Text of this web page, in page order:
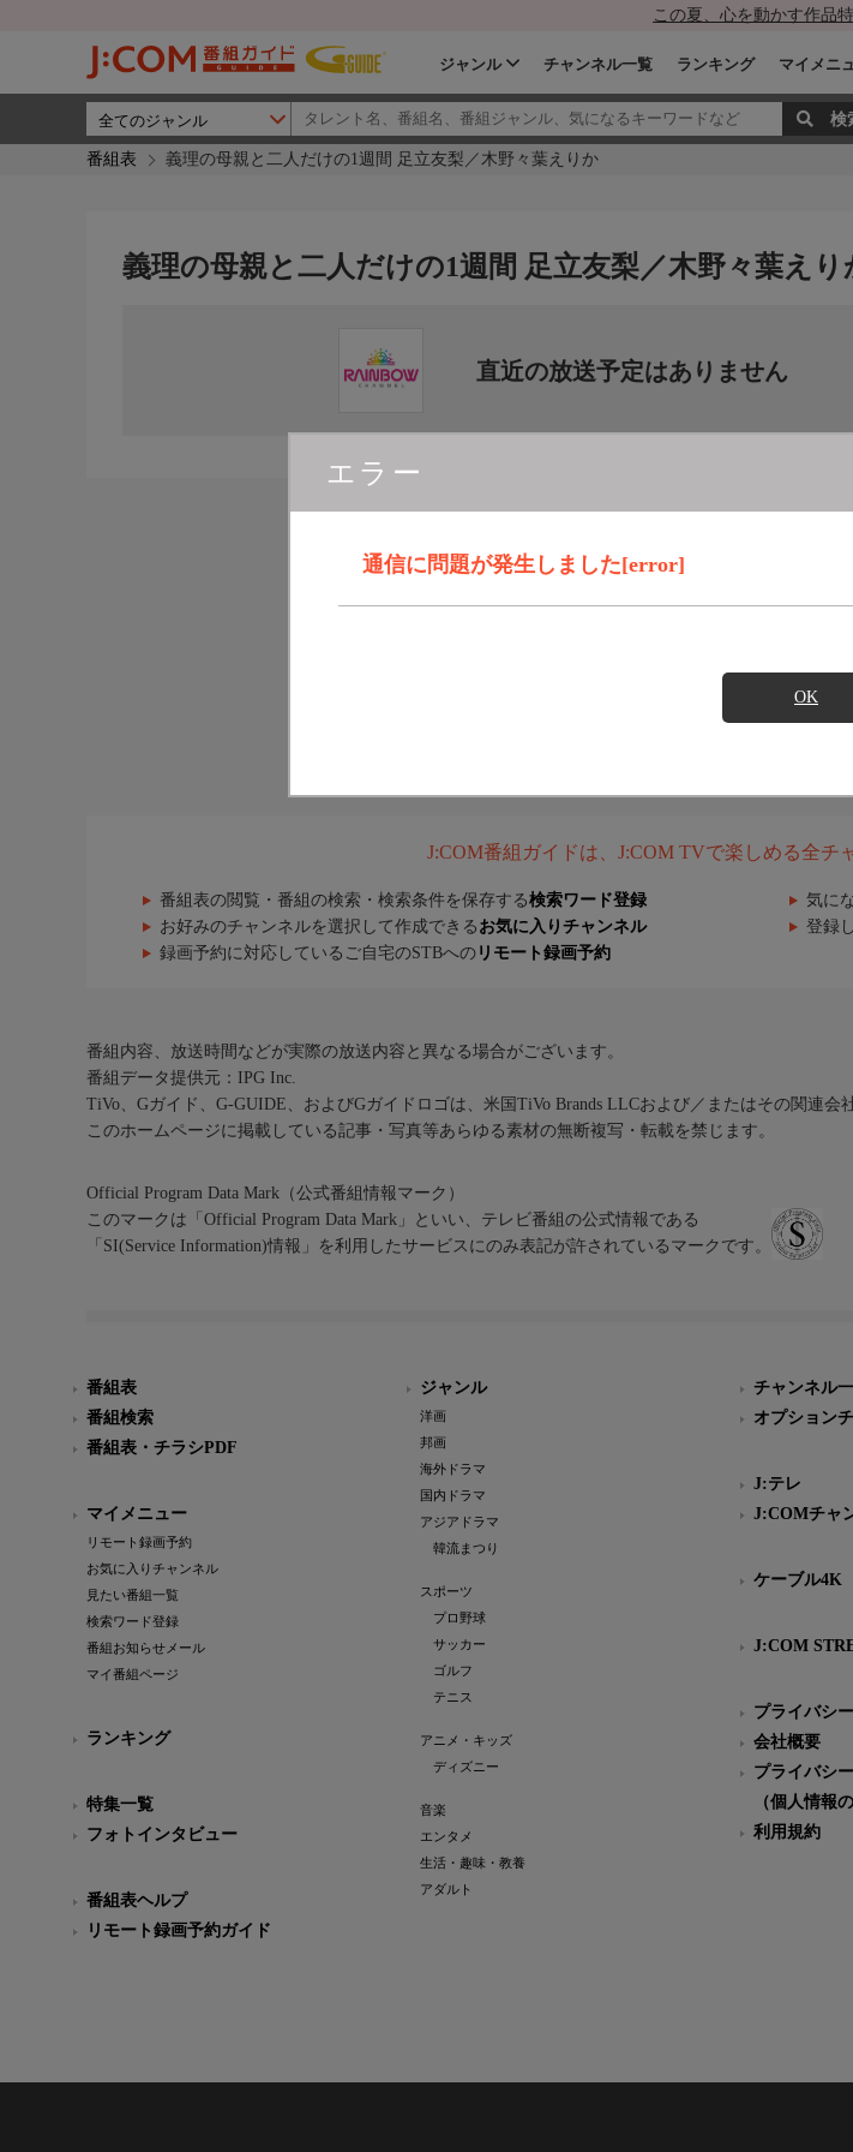
この夏、心を動かす作品
ジャンル チャンネル一覧 ランキング マイメニ
番組表 義理の母親と二人だけの1週間 足立友梨／木野々葉えりか
エラー
通信に問題が発生しました[error]
OK
義理の母親と二人だけの1週間 足立友梨／木野々葉えり
直近の放送予定はありません
J:COM番組ガイドは、J:COM TVで楽しめる全チ
番組表の閲覧・番組の検索・検索条件を保存する検索ワード登録 気に
お好みのチャンネルを選択して作成できる お気に入りチャンネル 登録
録画予約に対応しているご自宅のSTBへの リモート録画予約
番組内容、放送時間などが実際の放送内容と異なる場合がございます。
番組データ提供元：IPG Inc.
TiVo、Gガイド、G-GUIDE、およびGガイドロゴは、米国TiVo Brands LLCおよび／またはその関連会
このホームページに掲載している記事・写真等あらゆる素材の無断複写・転載を禁じます。
Official Program Data Mark（公式番組情報マーク）
このマークは「Official Program Data Mark」といい、テレビ番組の公式情報である
「SI(Service Information)情報」を利用したサービスにのみ表記が許されているマークです。
番組表
番組検索
番組表・チラシPDF
マイメニュー
リモート録画予約
お気に入りチャンネル
見たい番組一覧
検索ワード登録
番組お知らせメール
マイ番組ページ
ランキング
特集一覧
フォトインタビュー
番組表ヘルプ
リモート録画予約ガイド
ジャンル
洋画
邦画
海外ドラマ
国内ドラマ
アジアドラマ
韓流まつり
スポーツ
プロ野球
サッカー
ゴルフ
テニス
アニメ・キッズ
ディズニー
音楽
エンタメ
生活・趣味・教養
アダルト
チャンネル
オプション
J:テレ
J:COMチャ
ケーブル4K
J:COM
プライバシ
会社概要
プライバシ
（個人情報
利用規約